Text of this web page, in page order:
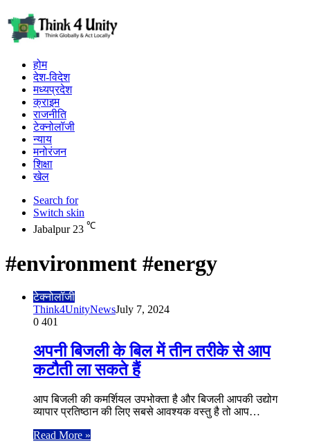
होम
देश-विदेश
मध्यप्रदेश
क्राइम
राजनीति
टेक्नोलॉजी
न्याय
मनोरंजन
शिक्षा
खेल
Search for
Switch skin
Jabalpur 23 ℃
#environment #energy
टेक्नोलॉजी
Think4UnityNewsJuly 7, 2024
0 401
अपनी बिजली के बिल में तीन तरीके से आप
कटौती ला सकते हैं
आप बिजली की कमर्शियल उपभोक्ता है और बिजली आपकी उद्योग
व्यापार प्रतिष्ठान की लिए सबसे आवश्यक वस्तु है तो आप…
Read More »